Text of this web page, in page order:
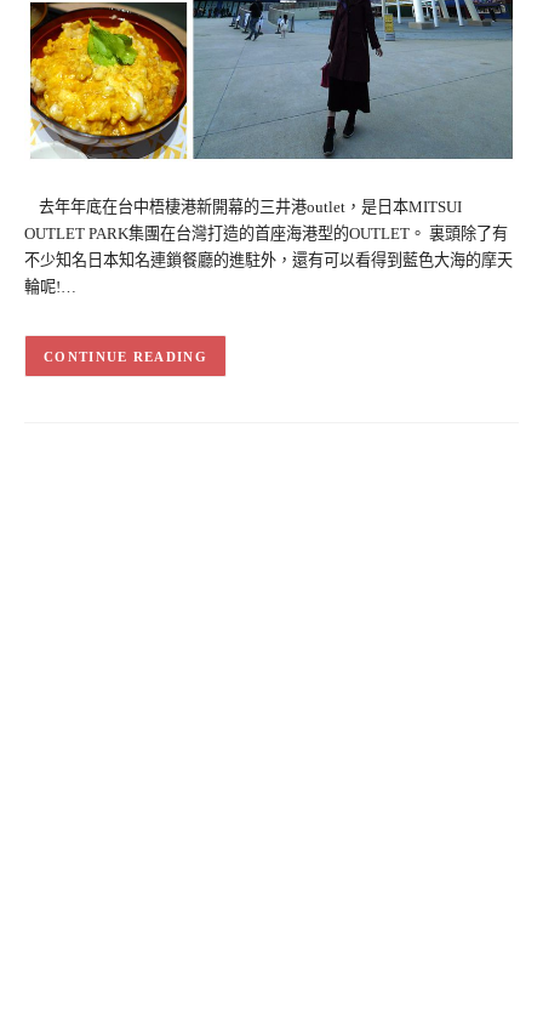
去年年底在台中梧棲港新開幕的三井港outlet，是日本MITSUI
OUTLET PARK集團在台灣打造的首座海港型的OUTLET。 裏頭除了有
不少知名日本知名連鎖餐廳的進駐外，還有可以看得到藍色大海的摩天
輪呢!…
CONTINUE READING